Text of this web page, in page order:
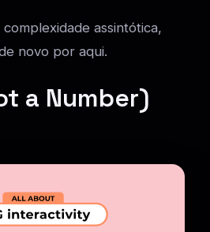
assintótica,
novo por aqui.
a Number)